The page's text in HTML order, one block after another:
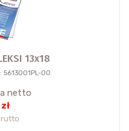
13x18
5613001PL-00
netto